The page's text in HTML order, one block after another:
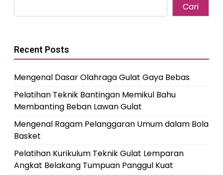
Cari
Recent Posts
Mengenal Dasar Olahraga Gulat Gaya Bebas
Pelatihan Teknik Bantingan Memikul Bahu
Membanting Beban Lawan Gulat
Mengenal Ragam Pelanggaran Umum dalam Bola
Basket
Pelatihan Kurikulum Teknik Gulat Lemparan
Angkat Belakang Tumpuan Panggul Kuat